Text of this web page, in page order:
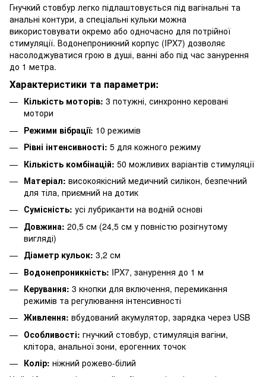
Гнучкий стовбур легко підлаштовується під вагінальні та
анальні контури, а спеціальні кульки можна
використовувати окремо або одночасно для потрійної
стимуляції. Водонепроникний корпус (IPX7) дозволяє
насолоджуватися грою в душі, ванні або під час занурення
до 1 метра.
Характеристики та параметри:
Кількість моторів: 3 потужні, синхронно керовані
мотори
Режими вібрації: 10 режимів
Рівні інтенсивності: 5 для кожного режиму
Кількість комбінацій: 50 можливих варіантів стимуляції
Матеріал: високоякісний медичний силікон, безпечний
для тіла, приємний на дотик
Сумісність: усі лубриканти на водній основі
Довжина: 20,5 см (24,5 см у повністю розігнутому
вигляді)
Діаметр кульок: 3,2 см
Водонепроникність: IPX7, занурення до 1 м
Керування: 3 кнопки для включення, перемикання
режимів та регулювання інтенсивності
Живлення: вбудований акумулятор, зарядка через USB
Особливості: гнучкий стовбур, стимуляція вагіни,
клітора, анальної зони, ерогенних точок
Колір: ніжний рожево-білий